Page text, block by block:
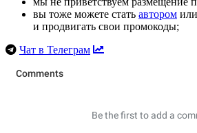
вы тоже можете стать автором или
и продвигать свои промокоды;
Чат в Телеграм